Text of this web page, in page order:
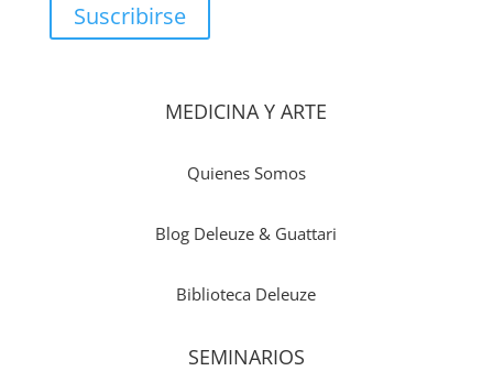
Suscribirse
MEDICINA Y ARTE
Quienes Somos
Blog Deleuze & Guattari
Biblioteca Deleuze
SEMINARIOS